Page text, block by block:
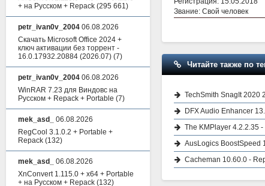
Звание: Свой человек
Читайте также по
TechSmith SnagIt 2020
DFX Audio Enhancer
The KMPlayer 4.2.2.35
AusLogics BoostSpeed
Cacheman 10.60.0 -
+ на Русском + Repack (295 661)
petr_ivan0v_2004 06.08.2026
Скачать Microsoft Office 2024 +
ключ активации без торрент -
16.0.17932.20884 (2026.07) (7)
petr_ivan0v_2004 06.08.2026
WinRAR 7.23 для Виндовс на
Русском + Repack + Portable (7)
mek_asd_
06.08.2026
RegCool 3.1.0.2 + Portable +
Repack (132)
mek_asd_
06.08.2026
XnConvert 1.115.0 + x64 + Portable
+ на Русском + Repack (132)